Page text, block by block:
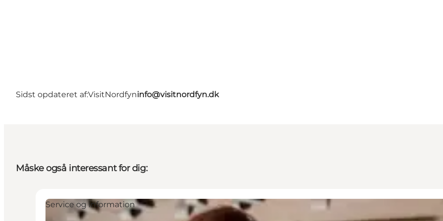
Sidst opdateret af:VisitNordfyninfo@visitnordfyn.dk
Måske også interessant for dig:
Service og information